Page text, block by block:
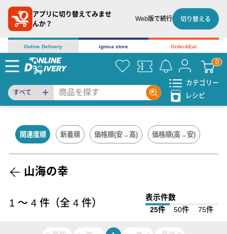
アプリに切り替えてみませ
んか？
Web版で続行 切り替える
Online Delivery ignica store Order&Eat
すべて
カテゴリー
レシピ
関連度順 新着順 価格順(安→高) 価格順(高→安)
山海の幸
1 〜 4 件（全 4 件）
表示件数
25件
50件 75件